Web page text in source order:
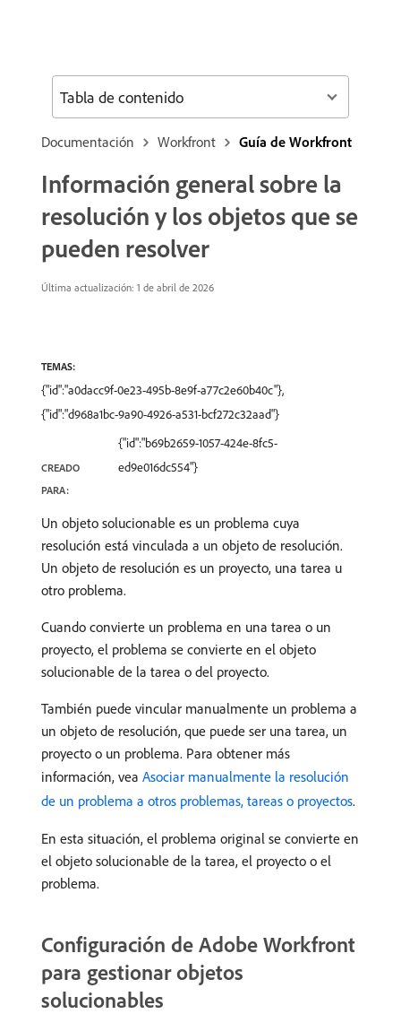
Documentación Workfront Guía de Workfront
Información general sobre la
resolución y los objetos que se
pueden resolver
Última actualización: 1 de abril de 2026
TEMAS:
{"id":"a0dacc9f-0e23-495b-8e9f-a77c2e60b40c"},
{"id":"d968a1bc-9a90-4926-a531-bcf272c32aad"}
CREADO
PARA:
{"id":"b69b2659-1057-424e-8fc5-
ed9e016dc554"}
Un objeto solucionable es un problema cuya
resolución está vinculada a un objeto de resolución.
Un objeto de resolución es un proyecto, una tarea u
otro problema.
Cuando convierte un problema en una tarea o un
proyecto, el problema se convierte en el objeto
solucionable de la tarea o del proyecto.
También puede vincular manualmente un problema a
un objeto de resolución, que puede ser una tarea, un
proyecto o un problema. Para obtener más
información, vea Asociar manualmente la resolución
de un problema a otros problemas, tareas o proyectos.
En esta situación, el problema original se convierte en
el objeto solucionable de la tarea, el proyecto o el
problema.
Configuración de Adobe Workfront
para gestionar objetos
solucionables
Tabla de contenido